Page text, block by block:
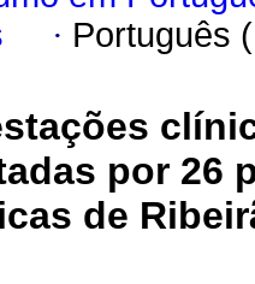
· Português
por 26
de